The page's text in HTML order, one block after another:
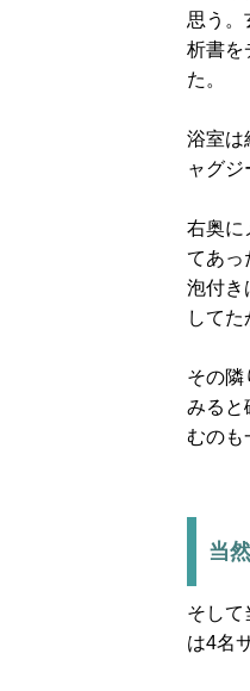
思う。
析書を
た。
浴室は
ャグジ
右奥に
てあっ
泡付き
してた
その隣
みると
むのも
当
そして
は4名